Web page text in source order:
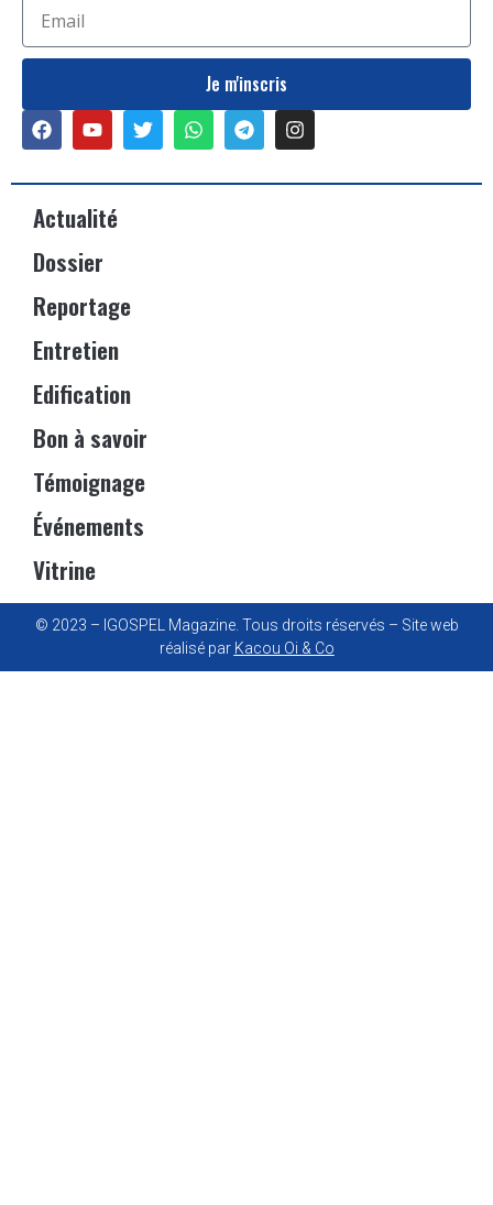
Je m'inscris
Actualité
Dossier
Reportage
Entretien
Edification
Bon à savoir
Témoignage
Événements
Vitrine
© 2023 – IGOSPEL Magazine. Tous droits réservés – Site web
réalisé par Kacou Oi & Co